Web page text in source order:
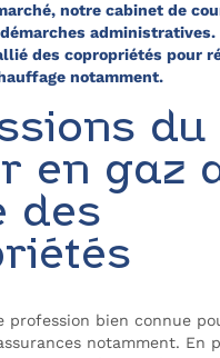
notre cabinet de
administratives.
des copropriétés pour
notamment.
du
en gaz
des
profession bien connue
notamment. En